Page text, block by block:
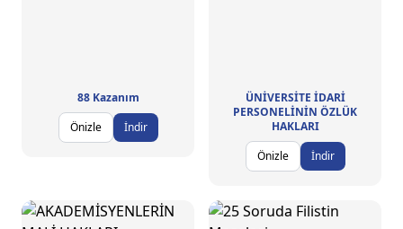
88 Kazanım
Önizle
İndir
ÜNİVERSİTE İDARİ
PERSONELİNİN ÖZLÜK
HAKLARI
Önizle
İndir